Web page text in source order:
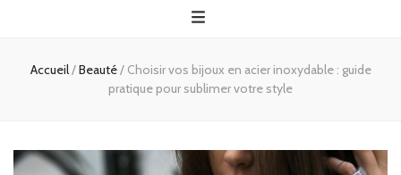
Accueil/Beauté/ Choisir vos bijoux en acier inoxydable : guide
pratique pour sublimer votre style